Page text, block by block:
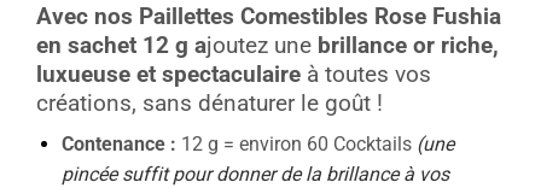
Avec nos Paillettes Comestibles Rose Fushia
en sachet 12 g ajoutez une brillance or riche,
luxueuse et spectaculaire à toutes vos
créations, sans dénaturer le goût !
Contenance : 12 g = environ 60 Cocktails (une
pincée suffit pour donner de la brillance à vos